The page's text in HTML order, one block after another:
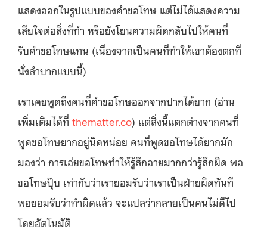
แสดงออกในรูปแบบของคำขอโทษ แต่ไม่ได้แสดงความ
เสียใจต่อสิ่งที่ทำ หรือยังโยนความผิดกลับไปให้คนที่
รับคำขอโทษแทน (เนื่องจากเป็นคนที่ทำให้เขาต้องตกที่
นั่งลำบากแบบนี้)
เราเคยพูดถึงคนที่คำขอโทษออกจากปากได้ยาก (อ่าน
เพิ่มเติมได้ที่ thematter.co) แต่สิ่งนี้แตกต่างจากคนที่
พูดขอโทษยากอยู่นิดหน่อย คนที่พูดขอโทษได้ยากมัก
มองว่า การเอ่ยขอโทษทำให้รู้สึกอายมากกว่ารู้สึกผิด พอ
ขอโทษปุ๊บ เท่ากับว่าเรายอมรับว่าเราเป็นฝ่ายผิดทันที
พอยอมรับว่าทำผิดแล้ว จะแปลว่ากลายเป็นคนไม่ดีไป
โดยอัตโนมัติ